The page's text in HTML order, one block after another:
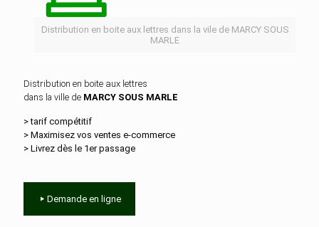
Distribution en boite aux lettres dans la vile de MARCY SOUS
MARLE
Distribution en boite aux lettres
dans la ville de MARCY SOUS MARLE
> tarif compétitif
> Maximisez vos ventes e‑commerce
> Livrez dès le 1er passage
Demande en ligne